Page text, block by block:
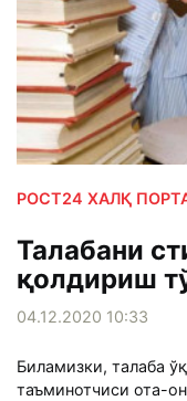
РОСТ24 ХАЛҚ
Талабани
қолдириш
04.12.2020 10:33
Биламизки, талаба
таъминотчиси ота-